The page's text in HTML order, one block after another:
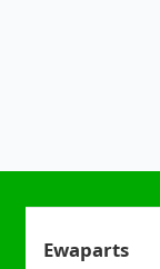
Ewaparts